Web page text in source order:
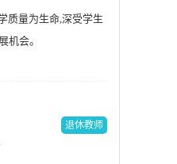
质量为生命,深受学生
机会。
退休教师